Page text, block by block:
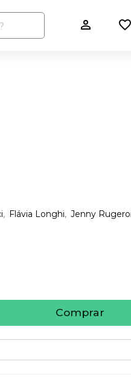
Flávia Longhi Jenny
Comprar